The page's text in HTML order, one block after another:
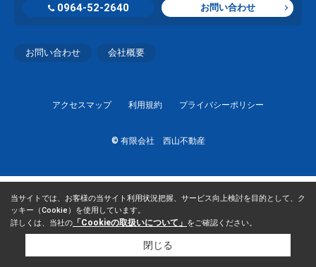
0964-52-2640 お問い合わせ
お問い合わせ 会社概要
アクセスマップ 利用規約 プライバシーポリシー
© 有限会社 西山不動産
当サイトでは、お客様の当サイト利用状況把握、サービス向上検討を目的として、ク
ッキー（Cookie）を使用しています。
詳しくは、当社の 「Cookieの取扱いについて」 をご確認ください。
閉じる